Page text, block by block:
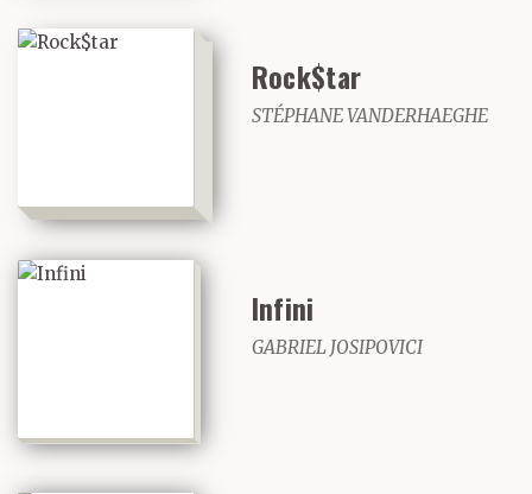
Rock$tar
STÉPHANE VANDERHAEGHE
Infini
GABRIEL JOSIPOVICI